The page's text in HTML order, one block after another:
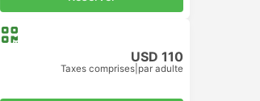
USD 110
Taxes comprises par adulte